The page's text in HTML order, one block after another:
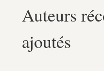
Auteurs
ajoutés